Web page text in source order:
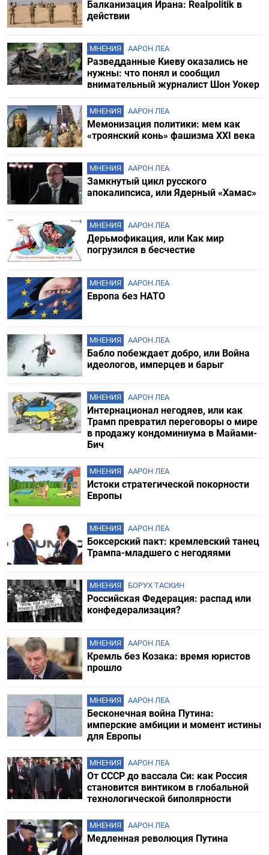
Балканизация Ирана: Realpolitik в
действии
МНЕНИЯ ААРОН ЛЕА
Разведданные Киеву оказались не
нужны: что понял и сообщил
внимательный журналист Шон Уокер
МНЕНИЯ ААРОН ЛЕА
Мемонизация политики: мем как
«троянский конь» фашизма XXI века
МНЕНИЯ ААРОН ЛЕА
Замкнутый цикл русского
апокалипсиса, или Ядерный «Хамас»
МНЕНИЯ ААРОН ЛЕА
Дерьмофикация, или Как мир
погрузился в бесчестие
МНЕНИЯ ААРОН ЛЕА
Европа без НАТО
МНЕНИЯ ААРОН ЛЕА
Бабло побеждает добро, или Война
идеологов, имперцев и барыг
МНЕНИЯ ААРОН ЛЕА
Интернационал негодяев, или как
Трамп превратил переговоры о мире
в продажу кондоминиума в Майами-
Бич
МНЕНИЯ ААРОН ЛЕА
Истоки стратегической покорности
Европы
МНЕНИЯ ААРОН ЛЕА
Боксерский пакт: кремлевский танец
Трампа-младшего с негодяями
МНЕНИЯ БОРУХ ТАСКИН
Российская Федерация: распад или
конфедерализация?
МНЕНИЯ ААРОН ЛЕА
Кремль без Козака: время юристов
прошло
МНЕНИЯ ААРОН ЛЕА
Бесконечная война Путина:
имперские амбиции и момент истины
для Европы
МНЕНИЯ ААРОН ЛЕА
От СССР до вассала Си: как Россия
становится винтиком в глобальной
технологической биполярности
МНЕНИЯ ААРОН ЛЕА
Медленная революция Путина